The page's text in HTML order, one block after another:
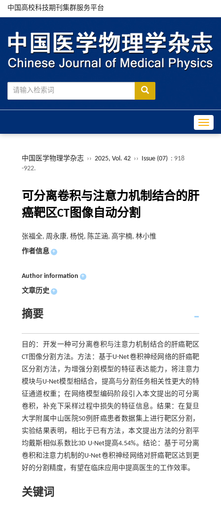
中国高校科技期刊集群服务平台
中国医学物理学杂志 ›› 2025, Vol. 42 ›› Issue (07) : 918
-922.
可分离卷积与注意力机制结合的肝
癌靶区CT图像自动分割
张福全, 周永康, 杨悦, 陈芷涵, 高宇楠, 林小惟
作者信息 +
Author information +
文章历史 +
摘要
目的：开发一种可分离卷积与注意力机制结合的肝癌靶区
CT图像分割方法。方法：基于U-Net卷积神经网络的肝癌靶
区分割方法，为增强分割模型的特征表达能力，将注意力
模块与U-Net模型相结合，提高与分割任务相关性更大的特
征通道权重；在网络模型编码阶段引入本文提出的可分离
卷积，补充下采样过程中损失的特征信息。结果：在复旦
大学附属中山医院50例肝癌患者数据集上进行靶区分割，
实验结果表明，相比于已有方法，本文提出方法的分割平
均戴斯相似系数比3D U-Net提高4.54%。结论：基于可分离
卷积和注意力机制的U-Net卷积神经网络对肝癌靶区达到更
好的分割精度，有望在临床应用中提高医生的工作效率。
关键词